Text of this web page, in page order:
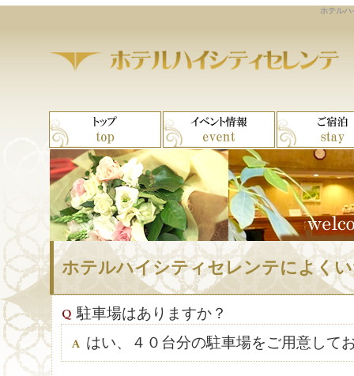
ホテル
ホテルハイシティセレンテによく
駐車場はありますか？
はい、４０台分の駐車場をご用意して